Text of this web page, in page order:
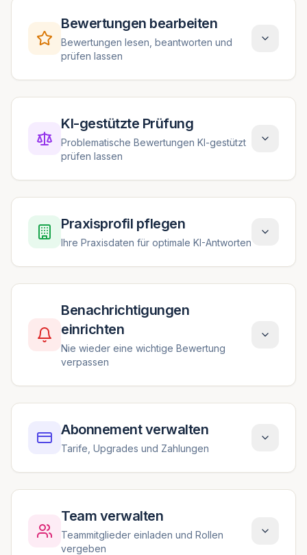
Bewertungen bearbeiten
Bewertungen lesen, beantworten und
prüfen lassen
KI-gestützte Prüfung
Problematische Bewertungen KI-gestützt
prüfen lassen
Praxisprofil pflegen
Ihre Praxisdaten für optimale KI-Antworten
Benachrichtigungen
einrichten
Nie wieder eine wichtige Bewertung
verpassen
Abonnement verwalten
Tarife, Upgrades und Zahlungen
Team verwalten
Teammitglieder einladen und Rollen
vergeben